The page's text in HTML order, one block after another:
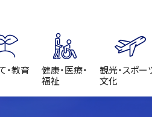
・教育
健康・医療・
福祉
観光・スポー
文化